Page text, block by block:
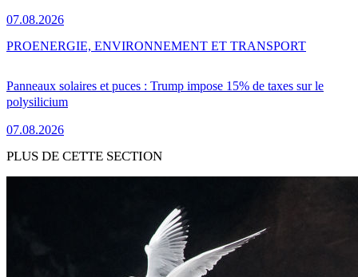
07.08.2026
Panneaux solaires et puces : Trump impose 15% de taxes sur le
polysilicium
07.08.2026
PROENERGIE, ENVIRONNEMENT ET TRANSPORT
PLUS DE CETTE SECTION